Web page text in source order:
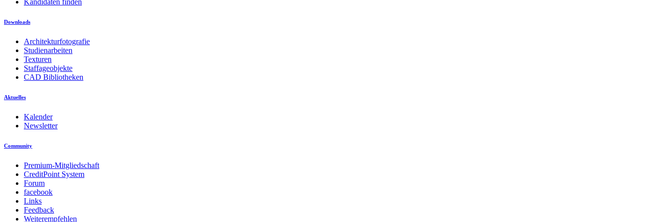
Downloads
Architekturfotografie
Studienarbeiten
Texturen
Staffageobjekte
CAD Bibliotheken
Aktuelles
Kalender
Newsletter
Community
Premium-Mitgliedschaft
CreditPoint System
Forum
facebook
Links
Feedback
Weiterempfehlen